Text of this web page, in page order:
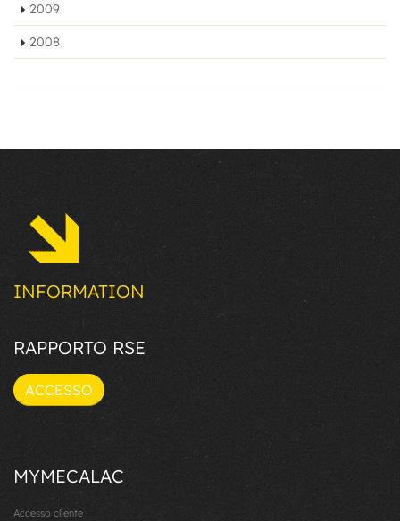
2009
2008
INFORMATION
RAPPORTO RSE
ACCESSO
MYMECALAC
Accesso cliente